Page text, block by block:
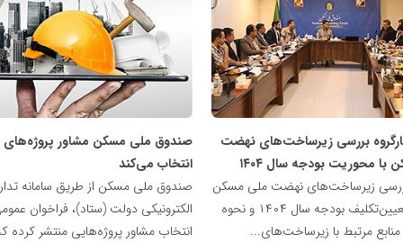
بررسی زیرساخت‌های نهضت
محوریت بودجه سال ۱۴۰۴
زیرساخت‌های نهضت ملی مسکن
با هدف تعیین‌تکلیف بودجه سال ۱۴۰۴ و نحوه
مرتبط با زیرساخت‌های...
صندوق ملی مسکن مشاور پروژه‌های
انتخاب می‌کند
صندوق ملی مسکن از طریق سامانه
الکترونیکی دولت (ستاد)، فراخوان
انتخاب مشاور پروژه‌هایی منتشر کرده
خبری
نهضت
ملی